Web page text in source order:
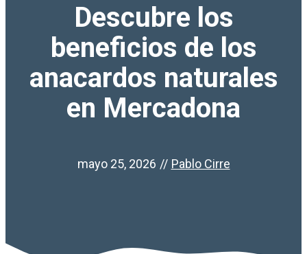
Descubre los
beneficios de los
anacardos naturales
en Mercadona
mayo 25, 2026 // Pablo Cirre